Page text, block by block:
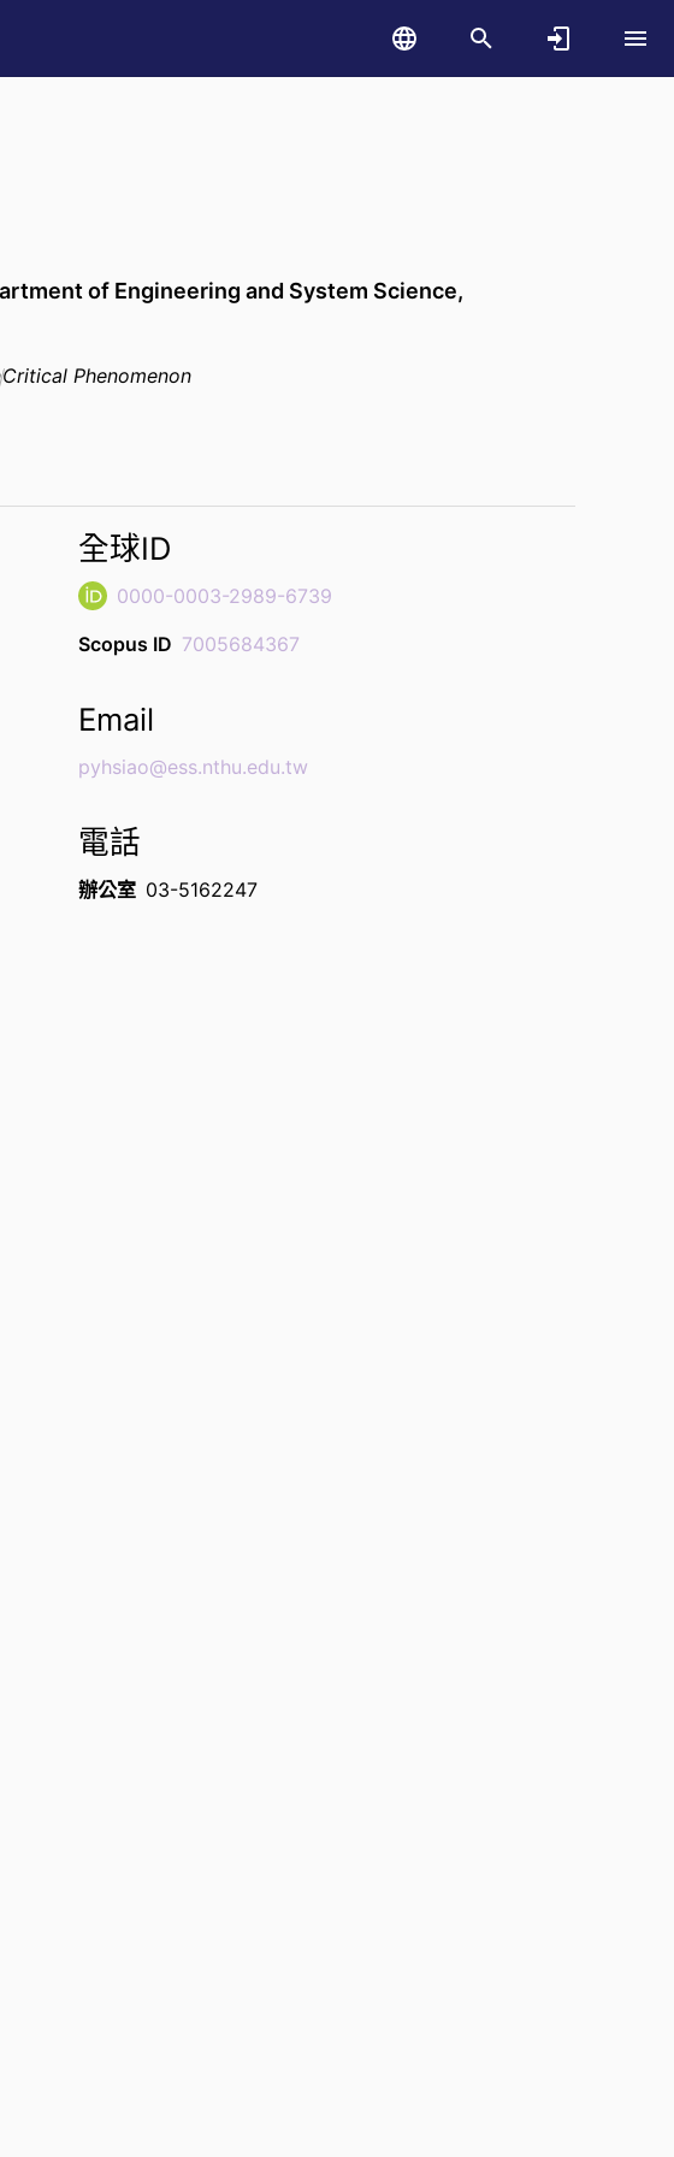
of Engineering and System Science,
Critical Phenomenon
全球ID
0000-0003-2989-6739
Scopus ID 7005684367
Email
pyhsiao@ess.nthu.edu.tw
電話
辦公室 03-5162247